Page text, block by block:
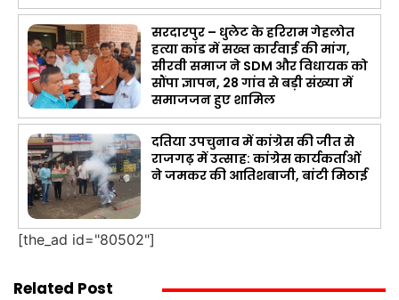
सरदारपुर – धुलेट के हरिराम गेहलोत
हत्या कांड में सख्त कार्रवाई की मांग,
सीरवी समाज ने SDM और विधायक को
सौंपा ज्ञापन, 28 गांव से बड़ी संख्या में
समाजजन हुए शामिल
दतिया उपचुनाव में कांग्रेस की जीत से
राजगढ़ में उत्साह: कांग्रेस कार्यकर्ताओं
ने जमकर की आतिशबाजी, बांटी मिठाई
[the_ad id="80502"]
Related Post